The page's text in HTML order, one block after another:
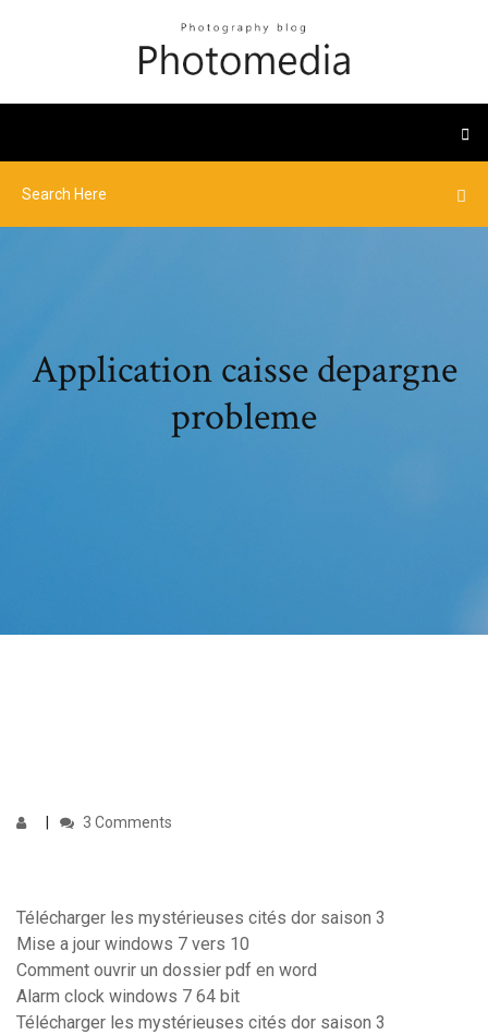
Application caisse depargne
probleme
3 Comments
Télécharger les mystérieuses cités dor saison 3
Mise a jour windows 7 vers 10
Comment ouvrir un dossier pdf en word
Alarm clock windows 7 64 bit
Télécharger les mystérieuses cités dor saison 3